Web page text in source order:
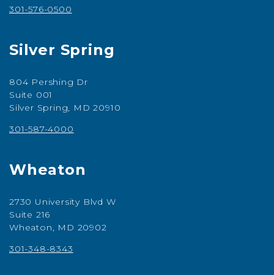
301-576-0500
Silver Spring
804 Pershing Dr
Suite 001
Silver Spring, MD 20910
301-587-4000
Wheaton
2730 University Blvd W
Suite 216
Wheaton, MD 20902
301-348-8343